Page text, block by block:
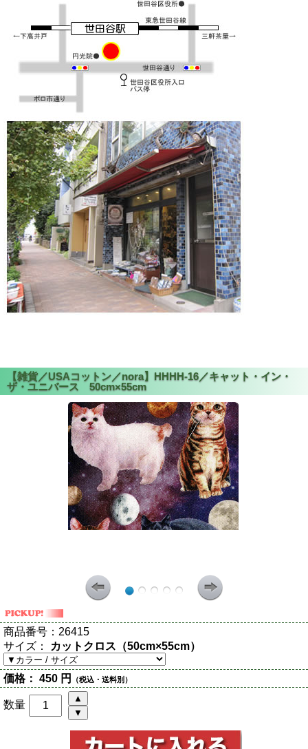
商品番号： 26415
サイズ： カットクロス（50cm×55cm）
価格： 450 円 （税込・送料別）
数量